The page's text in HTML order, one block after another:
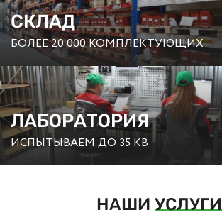
СКЛАД
БОЛЕЕ 20 000 КОМПЛЕКТУЮЩИХ
ЛАБОРАТОРИЯ
ИСПЫТЫВАЕМ ДО 35 КВ
НАШИ УСЛУГИ